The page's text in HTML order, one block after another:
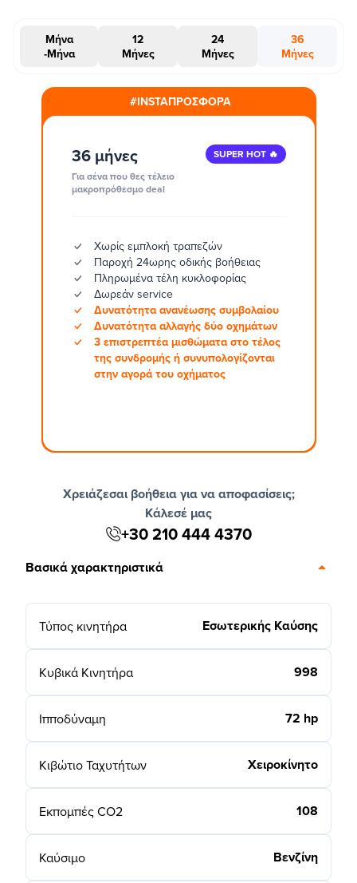
Μήνα
-Μήνα
12
Μήνες
24
Μήνες
36
Μήνες
#INSTAΠΡΟΣΦΟΡΑ
36 μήνες
Για σένα που θες τέλειο
μακροπρόθεσμο deal
SUPER HOT 🔥
Χωρίς εμπλοκή τραπεζών
Παροχή 24ωρης οδικής βοήθειας
Πληρωμένα τέλη κυκλοφορίας
Δωρεάν service
Δυνατότητα ανανέωσης συμβολαίου
Δυνατότητα αλλαγής δύο οχημάτων
3 επιστρεπτέα μισθώματα στο τέλος
της συνδρομής ή συνυπολογίζονται
στην αγορά του οχήματος
Χρειάζεσαι βοήθεια για να αποφασίσεις;
Κάλεσέ μας
+30 210 444 4370
Βασικά χαρακτηριστικά
Τύπος κινητήρα Εσωτερικής Καύσης
Κυβικά Κινητήρα 998
Ιπποδύναμη 72 hp
Κιβώτιο Ταχυτήτων Χειροκίνητο
Εκπομπές CO2 108
Καύσιμο Βενζίνη